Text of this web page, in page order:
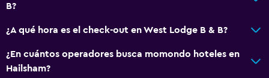
B?
¿A qué hora es el check-out en West Lodge B & B?
¿En cuántos operadores busca momondo hoteles en
Hailsham?